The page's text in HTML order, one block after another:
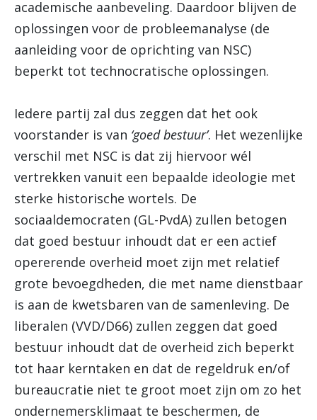
academische aanbeveling. Daardoor blijven de
oplossingen voor de probleemanalyse (de
aanleiding voor de oprichting van NSC)
beperkt tot technocratische oplossingen.
Iedere partij zal dus zeggen dat het ook
voorstander is van ‘goed bestuur’. Het wezenlijke
verschil met NSC is dat zij hiervoor wél
vertrekken vanuit een bepaalde ideologie met
sterke historische wortels. De
sociaaldemocraten (GL-PvdA) zullen betogen
dat goed bestuur inhoudt dat er een actief
opererende overheid moet zijn met relatief
grote bevoegdheden, die met name dienstbaar
is aan de kwetsbaren van de samenleving. De
liberalen (VVD/D66) zullen zeggen dat goed
bestuur inhoudt dat de overheid zich beperkt
tot haar kerntaken en dat de regeldruk en/of
bureaucratie niet te groot moet zijn om zo het
ondernemersklimaat te beschermen, de